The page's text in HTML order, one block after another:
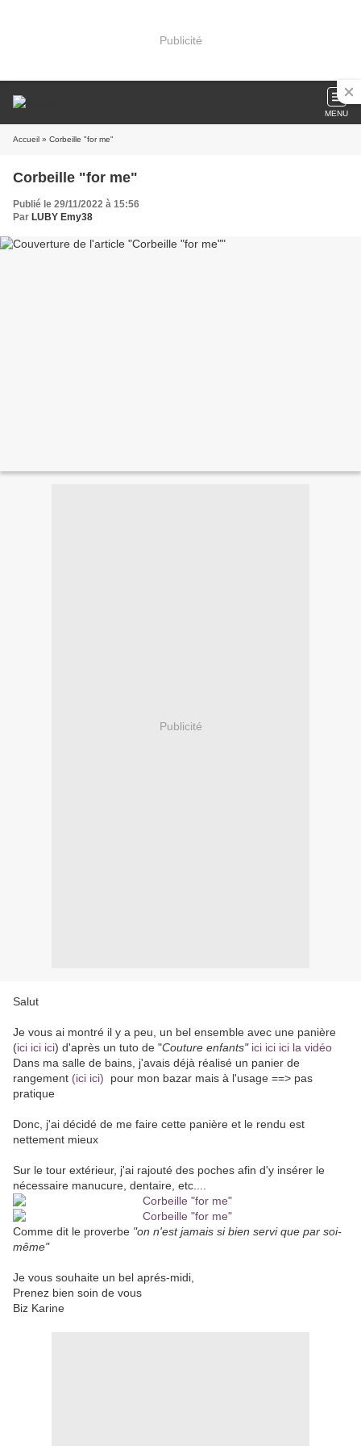
Publicité
MENU
Accueil » Corbeille "for me"
Corbeille "for me"
Publié le 29/11/2022 à 15:56
Par LUBY Emy38
Publicité
Salut
Je vous ai montré il y a peu, un bel ensemble avec une panière
(ici ici ici) d'après un tuto de "Couture enfants"ici ici ici la vidéo
Dans ma salle de bains, j'avais déjà réalisé un panier de
rangement (ici ici)
pour mon bazar mais à l'usage ==> pas
pratique
Donc, j'ai décidé de me faire cette panière et le rendu est
nettement mieux
Sur le tour extérieur, j'ai rajouté des poches afin d'y insérer le
nécessaire manucure, dentaire, etc....
Comme dit le proverbe "on n'est jamais si bien servi que par soi-
même"
Je vous souhaite un bel aprés-midi,
Prenez bien soin de vous
Biz Karine